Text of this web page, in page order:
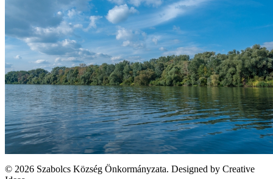
© 2026 Szabolcs Község Önkormányzata. Designed by Creative